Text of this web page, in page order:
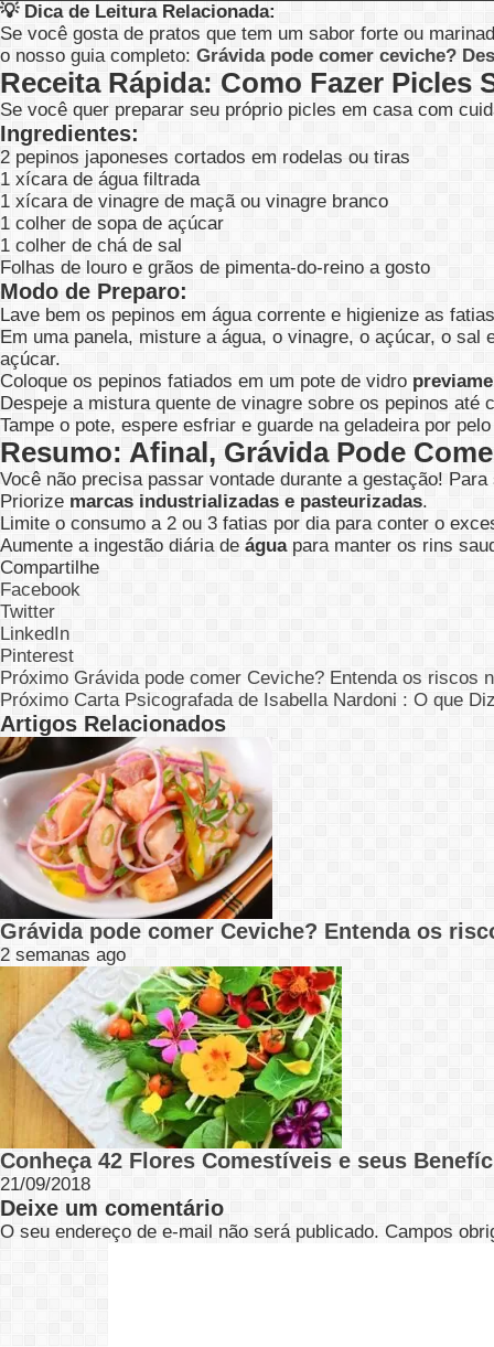
💡 Dica de Leitura Relacionada:
Se você gosta de pratos que tem um sabor forte ou
o nosso guia completo: Grávida pode comer ceviche?
Receita Rápida: Como Fazer Picles
Se você quer preparar seu próprio picles em casa com
Ingredientes:
2 pepinos japoneses cortados em rodelas ou tiras
1 xícara de água filtrada
1 xícara de vinagre de maçã ou vinagre branco
1 colher de sopa de açúcar
1 colher de chá de sal
Folhas de louro e grãos de pimenta-do-reino a gosto
Modo de Preparo:
Lave bem os pepinos em água corrente e higienize as
Em uma panela, misture a água, o vinagre, o açúcar, o
açúcar.
Coloque os pepinos fatiados em um pote de vidro
Despeje a mistura quente de vinagre sobre os pepinos até
Tampe o pote, espere esfriar e guarde na geladeira por
Resumo: Afinal, Grávida Pode
Você não precisa passar vontade durante a gestação!
Priorize marcas industrializadas e pasteurizadas.
Limite o consumo a 2 ou 3 fatias por dia para conter o
Aumente a ingestão diária de águapara manter os rins
Compartilhe
Facebook
Twitter
LinkedIn
Pinterest
Próximo Grávida pode comer Ceviche? Entenda os riscos
Próximo Carta Psicografada de Isabella Nardoni : O que
Artigos Relacionados
Grávida pode comer Ceviche? Entenda os
2 semanas ago
Conheça 42 Flores Comestíveis e seus
21/09/2018
Deixe um comentário
O seu endereço de e-mail não será publicado. Campos